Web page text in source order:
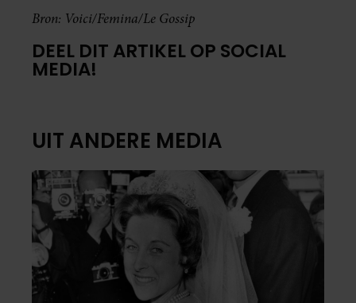
Bron: Voici/Femina/Le Gossip
DEEL DIT ARTIKEL OP SOCIAL
MEDIA!
UIT ANDERE MEDIA